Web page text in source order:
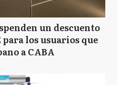
un descuento
para los usuarios que
a CABA